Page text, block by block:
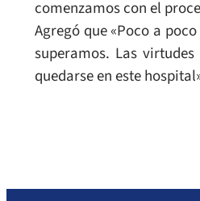
comenzamos con el
Agregó que «Poco a
superamos. Las
quedarse en este